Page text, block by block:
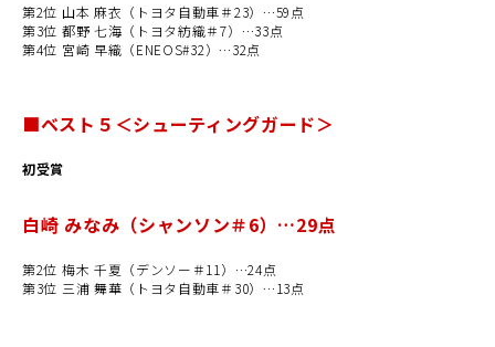
第2位 山本 麻衣（トヨタ自動車＃23）…59点
第3位 都野 七海（トヨタ紡織＃7）…33点
第4位 宮崎 早織（ENEOS#32）…32点
■ベスト５＜シューティングガード＞
初受賞
白崎 みなみ（シャンソン＃6）…29点
第2位 梅木 千夏（デンソー＃11）…24点
第3位 三浦 舞華（トヨタ自動車＃30）…13点